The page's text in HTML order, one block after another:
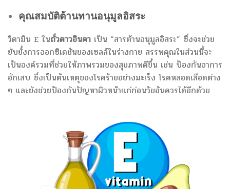
คุณสมบัติต้านทานอนุมูลอิสระ
วิตามิน E ในถั่วดาวอินคา เป็น “สารต้านอนุมูลอิสระ” ซึ่งจะช่วย
ยับยั้งการออกซิเดชันของเซลล์ในร่างกาย สรรพคุณในส่วนนี้จะ
เป็นองค์รวมที่ช่วยให้ภาพรวมของสุขภาพดีขึ้น เช่น ป้องกันอาการ
อักเสบ ซึ่งเป็นต้นเหตุของโรคร้ายอย่างมะเร็ง โรคหลอดเลือดต่าง
ๆ และยังช่วยป้องกันปัญหาผิวหน้าแก่ก่อนวัยอันควรได้อีกด้วย